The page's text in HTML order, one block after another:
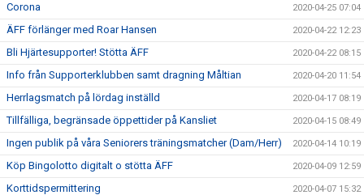
Corona 2020-04-25 07:04
ÄFF förlänger med Roar Hansen 2020-04-22 12:23
Bli Hjärtesupporter! Stötta ÄFF 2020-04-22 08:15
Info från Supporterklubben samt dragning Måltian 2020-04-20 11:54
Herrlagsmatch på lördag inställd 2020-04-17 08:19
Tillfälliga, begränsade öppettider på Kansliet 2020-04-15 08:49
Ingen publik på våra Seniorers träningsmatcher (Dam/Herr) 2020-04-14 10:19
Köp Bingolotto digitalt o stötta ÄFF 2020-04-09 12:59
Korttidspermittering 2020-04-07 15:32